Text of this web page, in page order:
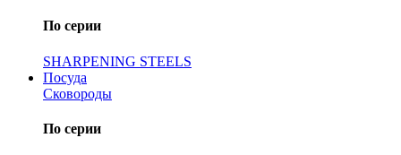
По серии
SHARPENING STEELS
Посуда
Сковороды
По серии